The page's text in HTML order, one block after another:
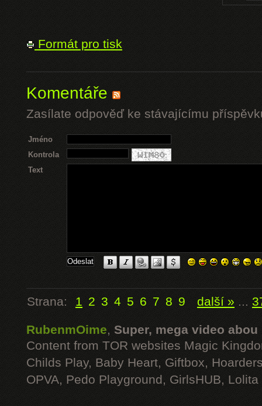
Formát pro tisk
Komentáře
Zasílate odpověď ke stávajícímu
Jméno
Kontrola
Text
Strana: 1 2 3 4 5 6 7 8 9 další » ...
RubenmOime, Super, mega video abou
Content from TOR websites Magic
Childs Play, Baby Heart, Giftbox,
OPVA, Pedo Playground, GirlsHUB, Lolita